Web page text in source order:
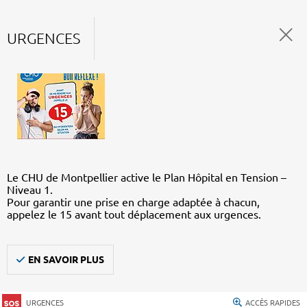
URGENCES
Le CHU de Montpellier active le Plan Hôpital en Tension –
Niveau 1.
Pour garantir une prise en charge adaptée à chacun,
appelez le 15 avant tout déplacement aux urgences.
EN SAVOIR PLUS
URGENCES ACCÈS RAPIDES